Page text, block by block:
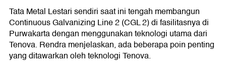
Tata Metal Lestari sendiri saat ini tengah membangun
Continuous Galvanizing Line 2 (CGL 2) di fasilitasnya di
Purwakarta dengan menggunakan teknologi utama dari
Tenova. Rendra menjelaskan, ada beberapa poin penting
yang ditawarkan oleh teknologi Tenova.